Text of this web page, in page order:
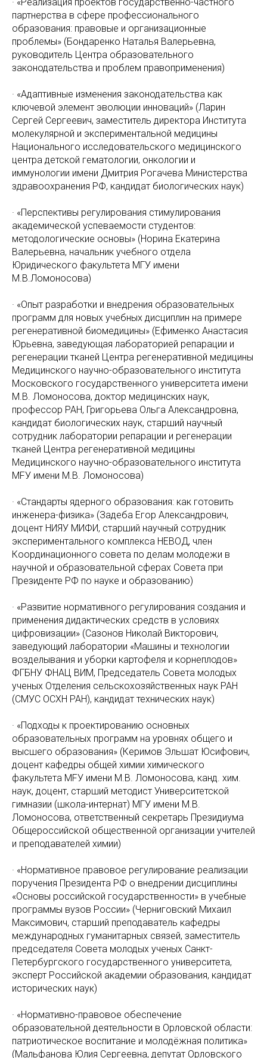
партнерства в сфере профессионального
образования: правовые и организационные
проблемы» (Бондаренко Наталья Валерьевна,
руководитель Центра образовательного
законодательства и проблем правоприменения)
· «Адаптивные изменения законодательства как
ключевой элемент эволюции инноваций» (Ларин
Сергей Сергеевич, заместитель директора Института
молекулярной и экспериментальной медицины
Национального исследовательского медицинского
центра детской гематологии, онкологии и
иммунологии имени Дмитрия Pогачева Министерства
здравоохранения PФ, кандидат биологических наук)
· «Перспективы регулирования стимулирования
академической успеваемости студентов:
методологические основы» (Норина Екатерина
Валерьевна, начальник учебного отдела
Юридического факультета МГУ имени
М.В.Ломоносова)
· «Опыт разработки и внедрения образовательных
программ для новых учебных дисциплин на примере
регенеративной биомедицины» (Ефименко Анастасия
Юрьевна, заведующая лабораторией репарации и
регенерации тканей Центра регенеративной медицины
Медицинского научно-образовательного института
Московского государственного университета имени
М.В. Ломоносова, доктор медицинских наук,
профессор PAН, Григорьева Ольга Александровна,
кандидат биологических наук, старший научный
сотрудник лаборатории репарации и регенерации
тканей Центра регенеративной медицины
Медицинского научно-образовательного института
МFУ имени М.В. Ломоносова)
· «Стандарты ядерного образования: как готовить
инженера-физика» (Задеба Егор Александрович,
доцент НИЯУ МИФИ, старший научный сотрудник
экспериментального комплекса НЕВOД, член
Координационного совета по делам молодежи в
научной и образовательной сферах Совета при
Президенте РФ по науке и образованию)
· «Развитие нормативного регулирования создания и
применения дидактических средств в условиях
цифровизации» (Сазонов Николай Викторович,
заведующий лаборатории «Машины и технологии
возделывания и уборки картофеля и корнеплодов»
ФГБНУ ФНAЦ ВИМ, Председатель Совета молодых
ученых Отделения сельскохозяйственных наук PAН
(CМУC OCXН PAН), кандидат технических наук)
· «Подходы к проектированию основных
образовательных программ на уровнях общего и
высшего образования» (Керимов Эльшат Юсифович,
доцент кафедры общей химии химического
факультета МFУ имени М.В. Ломоносова, канд. хим.
наук, доцент, старший методист Университетской
гимназии (школа-интернат) МГУ имени М.В.
Ломоносова, ответственный секретарь Президиума
Общероссийской общественной организации учителей
и преподавателей химии)
· «Нормативное правовое регулирование реализации
поручения Президента РФ о внедрении дисциплины
«Основы российской государственности» в учебные
программы вузов России» (Черниговский Михаил
Максимович, старший преподаватель кафедры
международных гуманитарных связей, заместитель
председателя Совета молодых ученых Санкт-
Петербургского государственного университета,
эксперт Российской академии образования, кандидат
исторических наук)
· «Нормативно-правовое обеспечение
образовательной деятельности в Орловской области:
патриотическое воспитание и молодёжная политика»
(Мальфанова Юлия Сергеевна, депутат Орловского